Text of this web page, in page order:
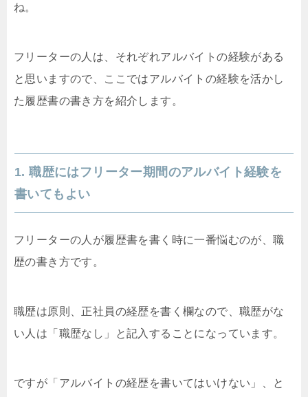
ね。
フリーターの人は、それぞれアルバイトの経験がある
と思いますので、ここではアルバイトの経験を活かし
た履歴書の書き方を紹介します。
1. 職歴にはフリーター期間のアルバイト経験を
書いてもよい
フリーターの人が履歴書を書く時に一番悩むのが、職
歴の書き方です。
職歴は原則、正社員の経歴を書く欄なので、職歴がな
い人は「職歴なし」と記入することになっています。
ですが「アルバイトの経歴を書いてはいけない」、と